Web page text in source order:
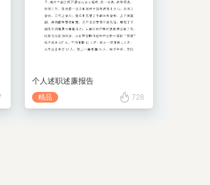
个人述职述廉报告
精品 728